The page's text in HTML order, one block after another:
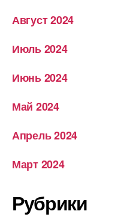
Август 2024
Июль 2024
Июнь 2024
Май 2024
Апрель 2024
Март 2024
Рубрики